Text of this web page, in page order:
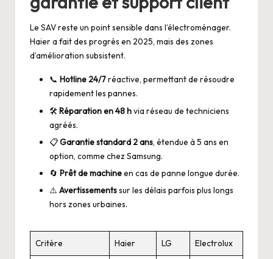
Le SAV reste un point sensible dans l’électroménager.
Haier a fait des progrès en 2025, mais des zones
d’amélioration subsistent.
📞 Hotline 24/7réactive, permettant de résoudre
rapidement les pannes.
🛠️Réparation en 48 hvia réseau de techniciens
agréés.
📋Garantie standard 2 ans, étendue à 5 ans en
option, comme chez Samsung.
🔄 Prêt de machineen cas de panne longue durée.
⚠️ Avertissementssur les délais parfois plus longs
hors zones urbaines.
Critère Haier LG Electrolux